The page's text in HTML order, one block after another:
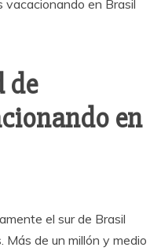
de
en
el sur de Brasil
de un millón y medio